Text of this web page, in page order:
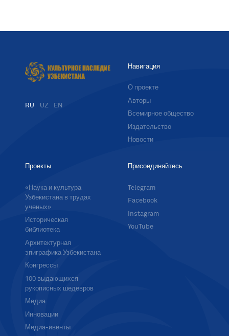
RU UZ EN
Навигация
О проекте
Авторы
Всемирное общество
Издательство
Новости
Проекты
«Наука и культура
Узбекистана в трудах
ученых»
Историческая
библиотека
Архитектурная
эпиграфика Узбекистана
Конгрессы
100 выдающихся
рукописных шедевров
Медиа
Инновации
Медиа-ивенты
Присоединяйтесь
Telegram
Facebook
Instagram
YouTube